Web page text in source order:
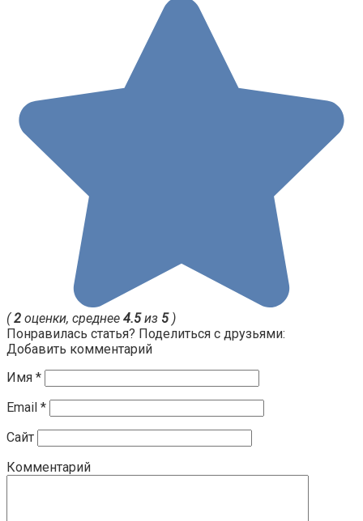
(2 оценки, среднее 4.5из 5)
Понравилась статья? Поделиться с друзьями:
Добавить комментарий
Имя *
Email *
Сайт
Комментарий